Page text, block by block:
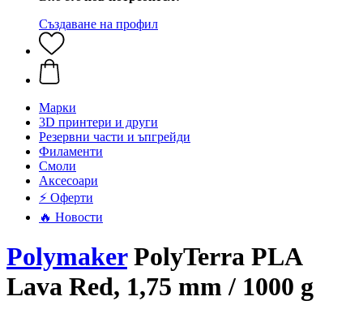
Създаване на профил
Mарки
3D принтери и други
Резервни части и ъпгрейди
Филаменти
Смоли
Аксесоари
⚡ Оферти
🔥 Новости
PolymakerPolyTerra PLA
Lava Red, 1,75 mm / 1000 g